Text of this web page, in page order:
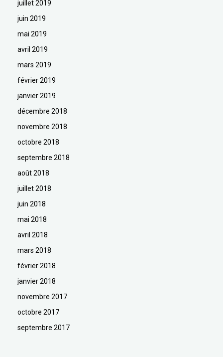
juillet 2019
juin 2019
mai 2019
avril 2019
mars 2019
février 2019
janvier 2019
décembre 2018
novembre 2018
octobre 2018
septembre 2018
août 2018
juillet 2018
juin 2018
mai 2018
avril 2018
mars 2018
février 2018
janvier 2018
novembre 2017
octobre 2017
septembre 2017